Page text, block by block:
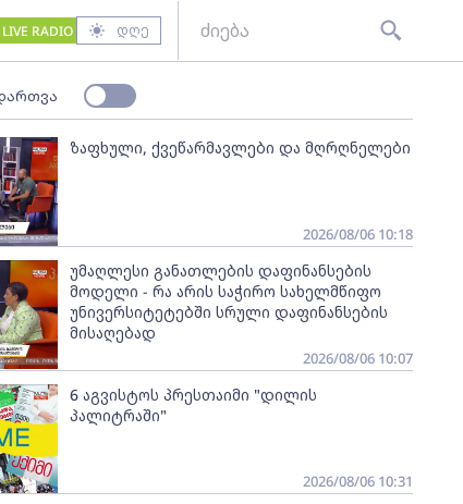
LIVE RADIO დღე
ზაფხული, ქვეწარმავლები და მღრღნელები
2026/08/06 10:18
უმაღლესი განათლების დაფინანსების
მოდელი - რა არის საჭირო სახელმწიფო
უნივერსიტეტებში სრული დაფინანსების
მისაღებად
2026/08/06 10:07
6 აგვისტოს პრესთაიმი "დილის
პალიტრაში"
2026/08/06 10:31